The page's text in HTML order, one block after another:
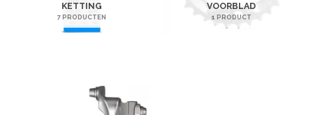
KETTING
7 PRODUCTEN
VOORBLAD
1 PRODUCT